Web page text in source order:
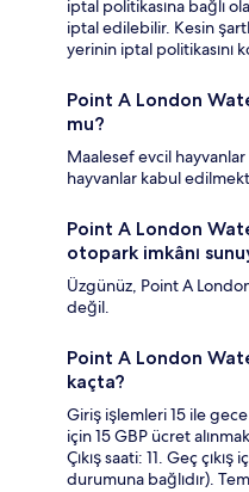
iptal politikasına bağlı
iptal edilebilir. Kesin
yerinin iptal politikasını
Point A London
mu?
Maalesef evcil
hayvanlar kabul
Point A London
otopark imkânı
Üzgünüz, Point A
değil.
Point A London
kaçta?
Giriş işlemleri 15 ile gece
için 15 GBP ücret
Çıkış saati: 11. Geç
durumuna bağlıdır).